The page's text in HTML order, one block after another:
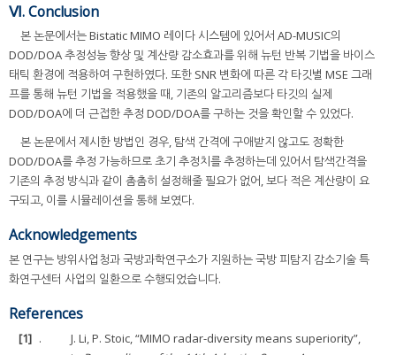
Ⅵ. Conclusion
본 논문에서는 Bistatic MIMO 레이다 시스템에 있어서 AD-MUSIC의
DOD/DOA 추정성능 향상 및 계산량 감소효과를 위해 뉴턴 반복 기법을 바이스
태틱 환경에 적용하여 구현하였다. 또한 SNR 변화에 따른 각 타깃별 MSE 그래
프를 통해 뉴턴 기법을 적용했을 때, 기존의 알고리즘보다 타깃의 실제
DOD/DOA에 더 근접한 추정 DOD/DOA를 구하는 것을 확인할 수 있었다.
본 논문에서 제시한 방법인 경우, 탐색 간격에 구애받지 않고도 정확한
DOD/DOA를 추정 가능하므로 초기 추정치를 추정하는데 있어서 탐색간격을
기존의 추정 방식과 같이 촘촘히 설정해줄 필요가 없어, 보다 적은 계산량이 요
구되고, 이를 시뮬레이션을 통해 보였다.
Acknowledgements
본 연구는 방위사업청과 국방과학연구소가 지원하는 국방 피탐지 감소기술 특
화연구센터 사업의 일환으로 수행되었습니다.
References
[1] .
J. Li, P. Stoic, “MIMO radar-diversity means superiority”,